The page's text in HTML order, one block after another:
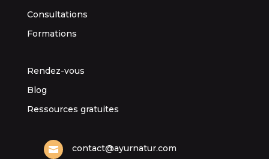
Consultations
Formations
Rendez-vous
Blog
Ressources gratuites
 contact@ayurnatur.com